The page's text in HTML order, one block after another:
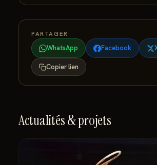
PARTAGER
WhatsApp Facebook
Copier lien
Actualités & projets